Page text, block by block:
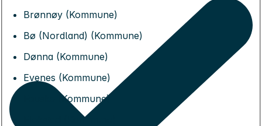
Brønnøy (Kommune)
Bø (Nordland) (Kommune)
Dønna (Kommune)
Evenes (Kommune)
Fauske (Kommune)
Flakstad (Kommune)